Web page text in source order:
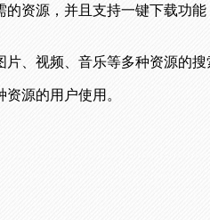
资源，并且支持一键下载功
、视频、音乐等多种资源的
源的用户使用。